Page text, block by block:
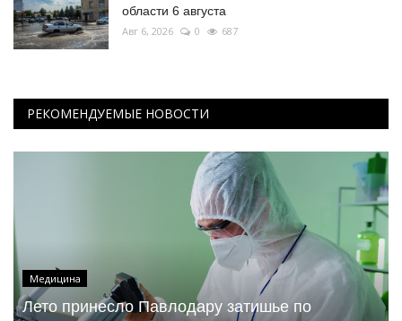
области 6 августа
Авг 6, 2026 0 687
РЕКОМЕНДУЕМЫЕ НОВОСТИ
Медицина
Лето принесло Павлодару затишье по